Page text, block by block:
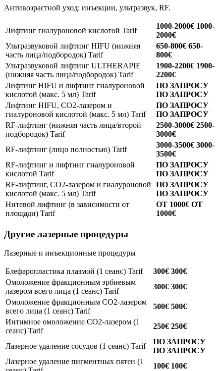
Антивозрастной уход: инъекции, ультразвук, RF.
Лифтинг гиалуроновой кислотой Tarif
1000-2000€ 1000-
2000€
Ультразвуковой лифтинг HIFU (нижняя
часть лица/подбородок) Tarif
650-800€ 650-
800€
Ультразвуковой лифтинг ULTHERAPIE
(нижняя часть лица/подбородок) Tarif
1900-2200€ 1900-
2200€
Лифтинг HIFU и лифтинг гиалуроновой
кислотой (макс. 5 мл) Tarif
ПО ЗАПРОСУ
ПО ЗАПРОСУ
Лифтинг HIFU, CO2-лазером и
гиалуроновой кислотой (макс. 5 мл) Tarif
ПО ЗАПРОСУ
ПО ЗАПРОСУ
RF-лифтинг (нижняя часть лица/второй
подбородок) Tarif
2500-3000€ 2500-
3000€
RF-лифтинг (лицо полностью) Tarif
3000-3500€ 3000-
3500€
RF-лифтинг и лифтинг гиалуроновой
кислотой Tarif
ПО ЗАПРОСУ
ПО ЗАПРОСУ
RF-лифтинг, CO2-лазером и гиалуроновой
кислотой (макс. 5 мл) Tarif
ПО ЗАПРОСУ
ПО ЗАПРОСУ
Нитевой лифтинг (в зависимости от
площади) Tarif
ОТ 1000€ ОТ
1000€
Другие лазерные процедуры
Лазерные и инъекционные процедуры
Блефаропластика плазмой (1 сеанс) Tarif 300€ 300€
Омоложение фракционным эрбиевым
лазером всего лица (1 сеанс) Tarif
300€ 300€
Омоложение фракционным CO2-лазером
всего лица (1 сеанс) Tarif
500€ 500€
Интимное омоложение CO2-лазером (1
сеанс) Tarif
250€ 250€
Лазерное удаление сосудов (1 сеанс) Tarif
ПО ЗАПРОСУ
ПО ЗАПРОСУ
Лазерное удаление пигментных пятен (1
100€ 100€